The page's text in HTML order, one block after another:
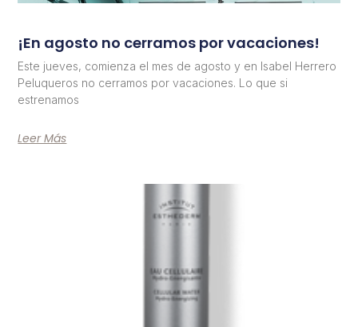
¡En agosto no cerramos por vacaciones!
Este jueves, comienza el mes de agosto y en Isabel Herrero
Peluqueros no cerramos por vacaciones. Lo que si
estrenamos
Leer Más